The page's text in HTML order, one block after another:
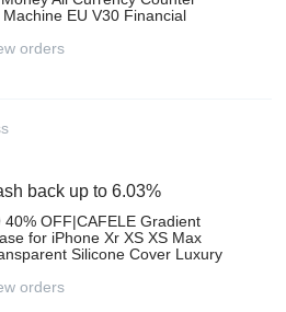
EU V30 Financial
from Computer & Office
orders
back up to 6.03%
40% OFF|CAFELE Gradient
for iPhone Xr XS XS Max
Silicone Cover Luxury
Cellphones &
orders